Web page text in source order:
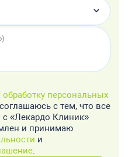
обработку персональных
с тем, что все
«Лекардо Клиник»
и принимаю
и
.